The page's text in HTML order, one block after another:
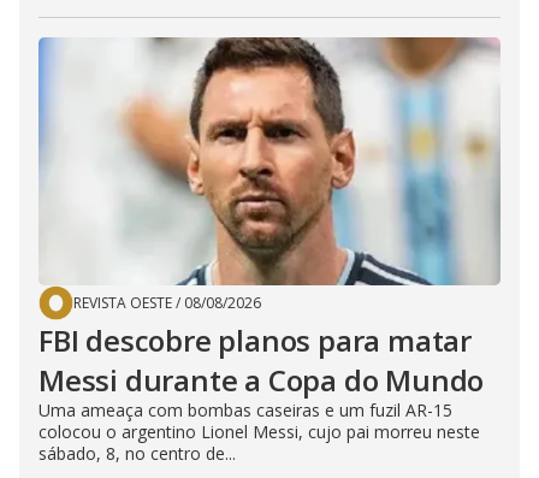
REVISTA OESTE/ 08/08/2026
FBI descobre planos para matar
Messi durante a Copa do Mundo
Uma ameaça com bombas caseiras e um fuzil AR-15
colocou o argentino Lionel Messi, cujo pai morreu neste
sábado, 8, no centro de...